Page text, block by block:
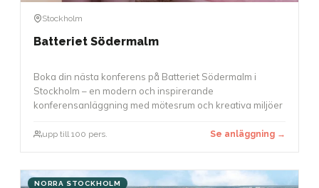
Stockholm
Batteriet Södermalm
Boka din nästa konferens på Batteriet Södermalm i
Stockholm – en modern och inspirerande
konferensanläggning med mötesrum och kreativa miljöer
upp till 100 pers. Se anläggning →
NORRA STOCKHOLM